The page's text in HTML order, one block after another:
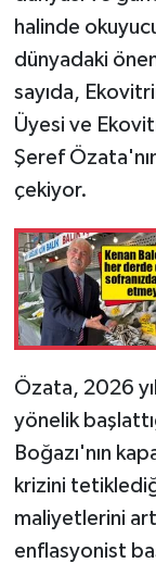
halinde
dünyadaki
sayıda,
Üyesi ve
Şeref
çekiyor.
Özata, 2026
yönelik
Boğazı'nın
krizini
maliyetlerini
enflasyonist